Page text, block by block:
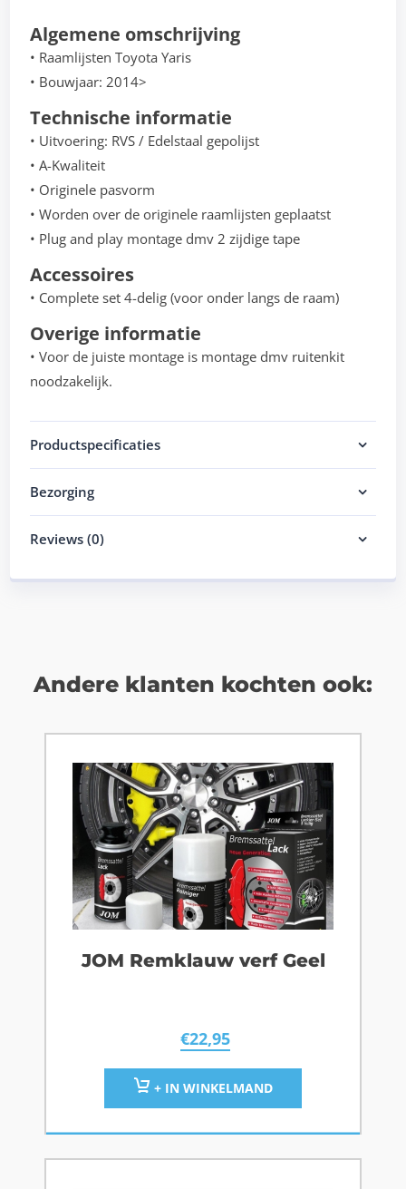
Algemene omschrijving
• Raamlijsten Toyota Yaris
• Bouwjaar: 2014>
Technische informatie
• Uitvoering: RVS / Edelstaal gepolijst
• A-Kwaliteit
• Originele pasvorm
• Worden over de originele raamlijsten geplaatst
• Plug and play montage dmv 2 zijdige tape
Accessoires
• Complete set 4-delig (voor onder langs de raam)
Overige informatie
• Voor de juiste montage is montage dmv ruitenkit
noodzakelijk.
Productspecificaties
Bezorging
Reviews (0)
Andere klanten kochten ook:
JOM Remklauw verf Geel
€22,95
+ IN WINKELMAND